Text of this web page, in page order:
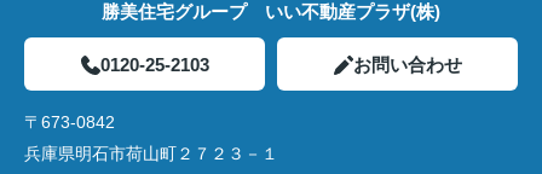
勝美住宅グループ いい不動産プラザ(株)
0120-25-2103 お問い合わせ
〒673-0842
兵庫県明石市荷山町２７２３－１